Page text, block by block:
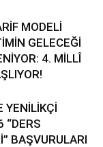
MODELİ
GELECEĞİ
4. MİLLÎ
YENİLİKÇİ
“DERS
BAŞVURULARI